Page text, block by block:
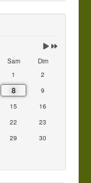
Sam
Dim
1
2
8
9
15
16
22
23
29
30